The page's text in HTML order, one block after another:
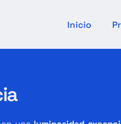
Inicio